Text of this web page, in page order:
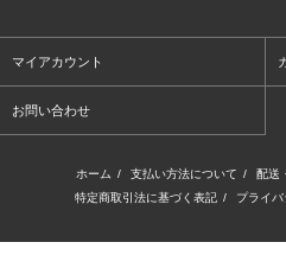
マイアカウント
お問い合わせ
ホーム / 支払い方法について / 配送
特定商取引法に基づく表記 / プライ